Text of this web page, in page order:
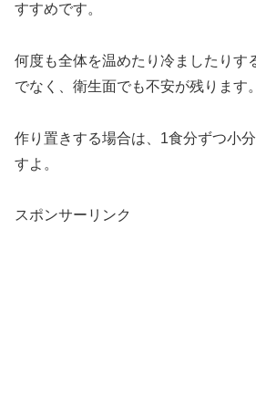
すすめです。
何度も全体を温めたり冷ましたりす
でなく、衛生面でも不安が残ります。
作り置きする場合は、1食分ずつ小
すよ。
スポンサーリンク